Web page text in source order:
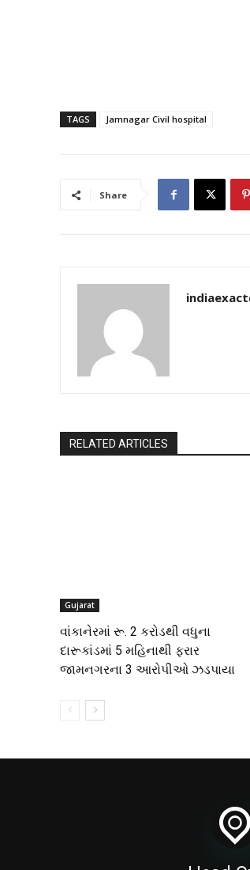
TAGS Jamnagar Civil hospital
Share
RELATED ARTICLES
Gujarat
વાંકાનેરમાં રૂ. 2 કરોડથી વધુના
દારૂકાંડમાં 5 મહિનાથી ફરાર
જામનગરના 3 આરોપીઓ ઝડપાયા